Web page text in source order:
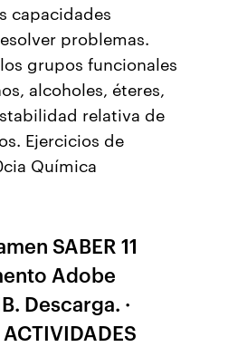
capacidades
problemas.
grupos funcionales
alcoholes, éteres,
relativa de
Ejercicios de
Química
SABER 11
Adobe
Descarga. ·